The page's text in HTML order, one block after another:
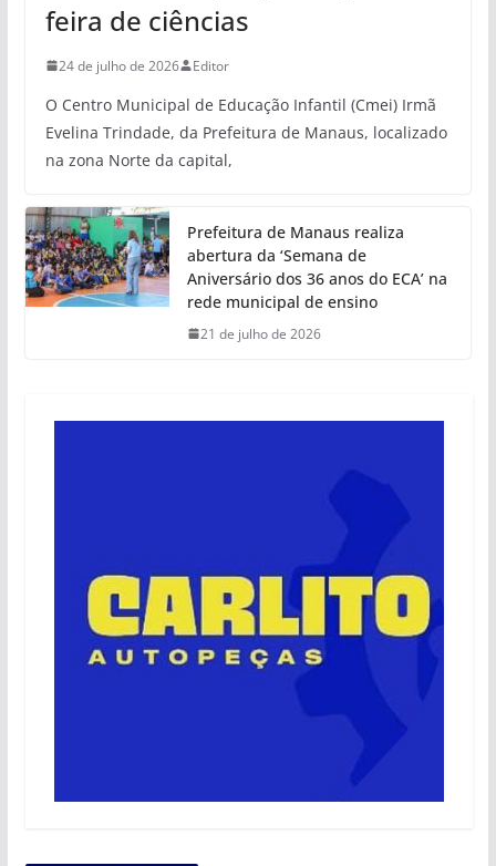
feira de ciências
24 de julho de 2026 Editor
O Centro Municipal de Educação Infantil (Cmei) Irmã
Evelina Trindade, da Prefeitura de Manaus, localizado
na zona Norte da capital,
Prefeitura de Manaus realiza
abertura da ‘Semana de
Aniversário dos 36 anos do ECA’ na
rede municipal de ensino
21 de julho de 2026